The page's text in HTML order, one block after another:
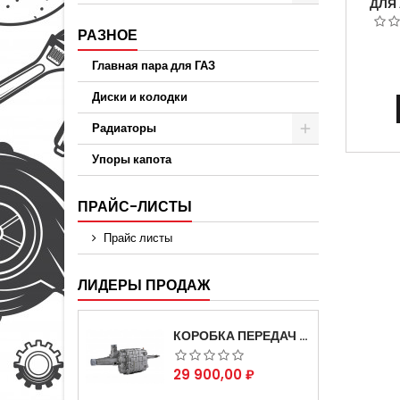
РАЗНОЕ
Главная пара для ГАЗ
Диски и колодки
Радиаторы
Упоры капота
ПРАЙС-ЛИСТЫ
Прайс листы
ЛИДЕРЫ ПРОДАЖ
КОРОБКА ПЕРЕДАЧ НА ДЛЯ АВТОМОБИЛЯ ГАЗЕЛЬ 3302 АРТИКУЛ 3302-1700010 (УСИЛЕННАЯ)
Цена
29 900,00 ₽
ДЛЯ